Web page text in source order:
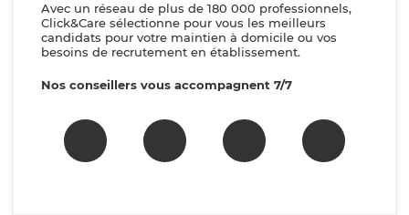
Avec un réseau de plus de 180 000 professionnels,
Click&Care sélectionne pour vous les meilleurs
candidats pour votre maintien à domicile ou vos
besoins de recrutement en établissement.
Nos conseillers vous accompagnent 7/7